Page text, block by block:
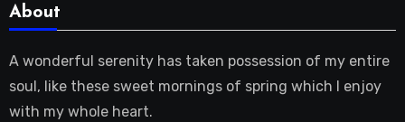
About
A wonderful serenity has taken possession of my entire
soul, like these sweet mornings of spring which I enjoy
with my whole heart.